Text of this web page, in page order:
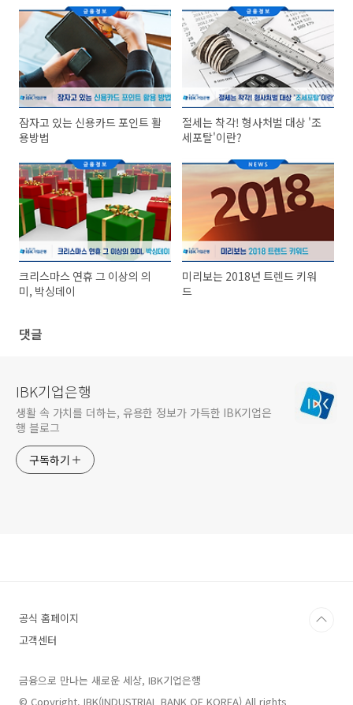
잠자고 있는 신용카드 포인트 활
용방법
절세는 착각! 형사처벌 대상 '조
세포탈'이란?
크리스마스 연휴 그 이상의 의
미, 박싱데이
미리보는 2018년 트렌드 키워
드
댓글
IBK기업은행
생활 속 가치를 더하는, 유용한 정보가 가득한 IBK기업은
행 블로그
구독하기
공식 홈페이지
고객센터
금융으로 만나는 새로운 세상, IBK기업은행
© Copyright. IBK(INDUSTRIAL BANK OF KOREA) All rights